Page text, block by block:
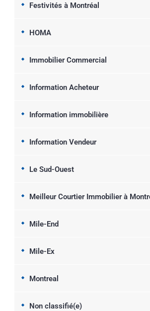
Festivités à Montréal
HOMA
Immobilier Commercial
Information Acheteur
Information immobilière
Information Vendeur
Le Sud-Ouest
Meilleur Courtier Immobilier à
Mile-End
Mile-Ex
Montreal
Non classifié(e)